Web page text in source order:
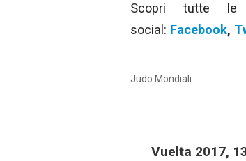
Scopri tutte
social: Facebook,
Judo Mondiali
Vuelta 2017,